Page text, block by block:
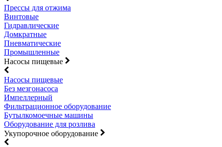
Прессы для отжима
Винтовые
Гидравлические
Домкратные
Пневматические
Промышленные
Насосы пищевые
Насосы пищевые
Без мезгонасоса
Импеллерный
Фильтрационное оборудование
Бутылкомоечные машины
Оборудование для розлива
Укупорочное оборудование